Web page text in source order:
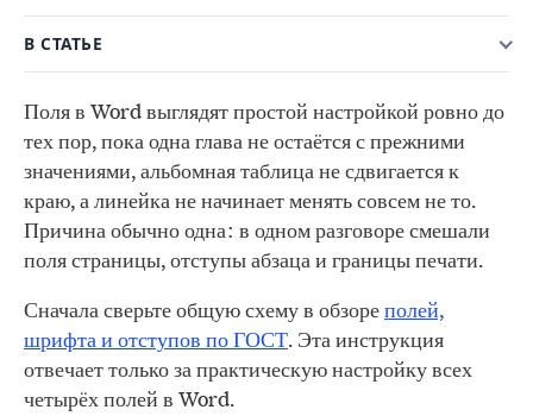
В СТАТЬЕ
Поля в Word выглядят простой настройкой ровно до
тех пор, пока одна глава не остаётся с прежними
значениями, альбомная таблица не сдвигается к
краю, а линейка не начинает менять совсем не то.
Причина обычно одна: в одном разговоре смешали
поля страницы, отступы абзаца и границы печати.
Сначала сверьте общую схему в обзореполей,
шрифта и отступов по ГОСТ. Эта инструкция
отвечает только за практическую настройку всех
четырёх полей в Word.